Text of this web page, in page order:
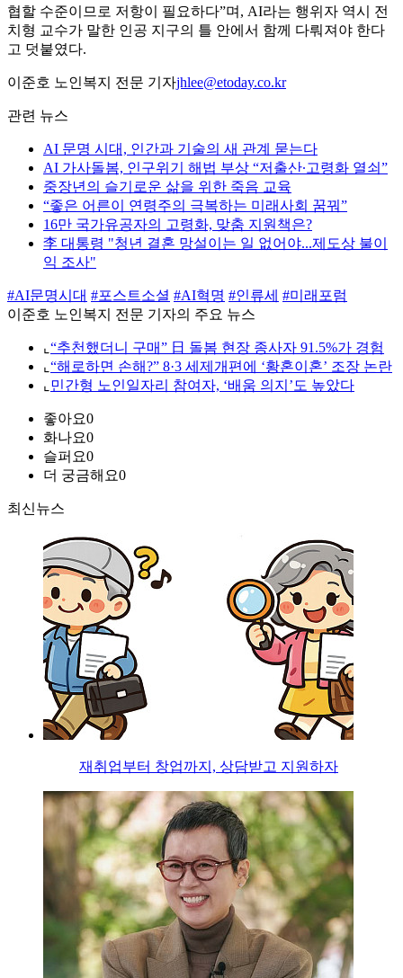
협할 수준이므로 저항이 필요하다”며, AI라는 행위자 역시 전
치형 교수가 말한 인공 지구의 틀 안에서 함께 다뤄져야 한다
고 덧붙였다.
이준호 노인복지 전문 기자jhlee@etoday.co.kr
관련 뉴스
AI 문명 시대, 인간과 기술의 새 관계 묻는다
AI 가사돌봄, 인구위기 해법 부상 “저출산∙고령화 열쇠”
중장년의 슬기로운 삶을 위한 죽음 교육
“좋은 어른이 연령주의 극복하는 미래사회 꿈꿔”
16만 국가유공자의 고령화, 맞춤 지원책은?
李 대통령 "청년 결혼 망설이는 일 없어야...제도상 불이
익 조사"
#AI문명시대 #포스트소셜 #AI혁명 #인류세 #미래포럼
이준호 노인복지 전문 기자의 주요 뉴스
⌞ “추천했더니 구매” 日 돌봄 현장 종사자 91.5%가 경험
⌞ “해로하면 손해?” 8·3 세제개편에 ‘황혼이혼’ 조장 논란
⌞ 민간형 노인일자리 참여자, ‘배움 의지’도 높았다
좋아요0
화나요0
슬퍼요0
더 궁금해요0
최신뉴스
재취업부터 창업까지, 상담받고 지원하자